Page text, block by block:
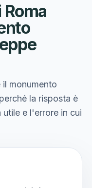
monumento
la risposta è
utile e l'errore in cui